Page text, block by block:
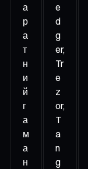
а
р
а
т
н
и
й
г
а
м
а
н
e
d
g
er,
Tr
e
z
or,
T
a
n
g